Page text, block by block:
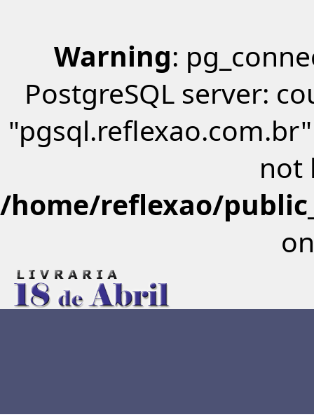
Warning:
PostgreSQL server:
not
/home/reflexao/